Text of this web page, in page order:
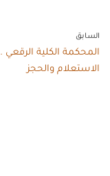
السابق
المحكمة الكلية الرقعي .
الاستعلام والحجز